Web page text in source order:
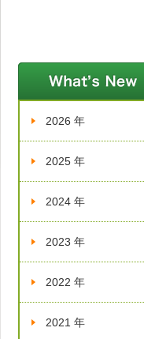
2026 年
2025 年
2024 年
2023 年
2022 年
2021 年